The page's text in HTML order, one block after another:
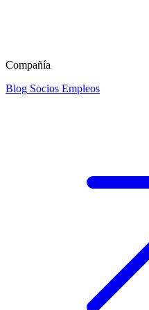
Compañía
Blog Socios Empleos